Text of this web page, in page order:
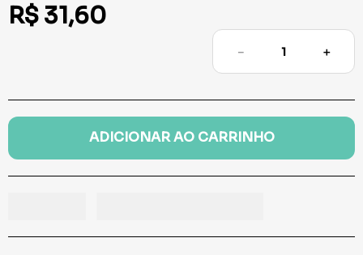
R$ 31,60
＋
－
ADICIONAR AO CARRINHO